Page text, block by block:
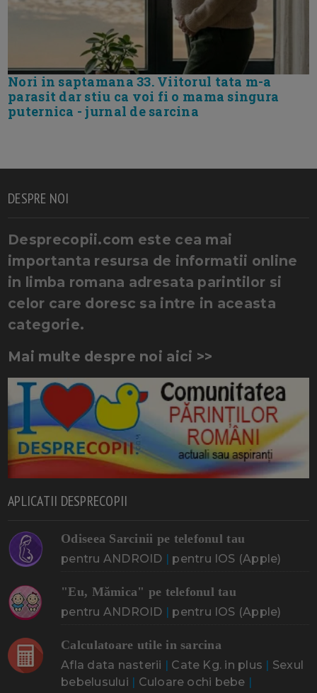
Nori in saptamana 33. Viitorul tata m-a
parasit dar stiu ca voi fi o mama singura
puternica - jurnal de sarcina
DESPRE NOI
Desprecopii.com este cea mai
importanta resursa de informatii online
in limba romana adresata parintilor si
celor care doresc sa intre in aceasta
categorie.
Mai multe despre noi aici >>
APLICATII DESPRECOPII
Odiseea Sarcinii pe telefonul tau
pentru ANDROID | pentru IOS (Apple)
"Eu, Mămica" pe telefonul tau
pentru ANDROID | pentru IOS (Apple)
Calculatoare utile in sarcina
Afla data nasterii | Cate Kg. in plus | Sexul
bebelusului | Culoare ochi bebe |